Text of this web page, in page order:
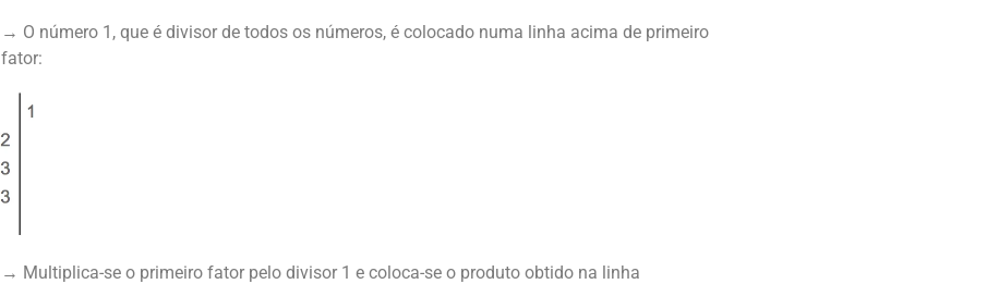
→ O número 1, que é divisor de todos os números, é colocado numa linha acima de primeiro
fator:
→ Multiplica-se o primeiro fator pelo divisor 1 e coloca-se o produto obtido na linha